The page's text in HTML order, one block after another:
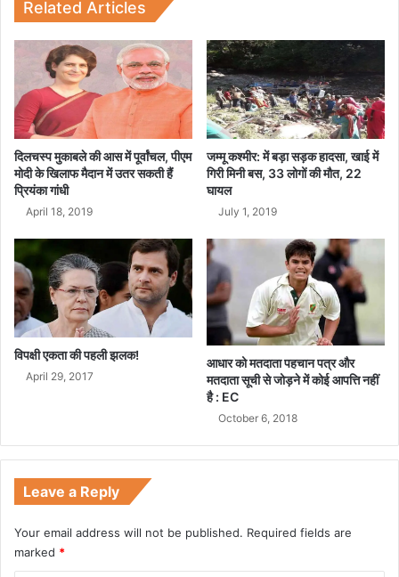
कॉ
म
न
हा
र
ग
Related Articles
दिलचस्प मुकाबले की आस में पूर्वांचल, पीएम
मोदी के खिलाफ मैदान में उतर सकती हैं
प्रियंका गांधी
April 18, 2019
जम्मू कश्मीर: में बड़ा सड़क हादसा, खाई में
गिरी मिनी बस, 33 लोगों की मौत, 22
घायल
July 1, 2019
विपक्षी एकता की पहली झलक!
April 29, 2017
आधार को मतदाता पहचान पत्र और
मतदाता सूची से जोड़ने में कोई आपत्ति नहीं
है : EC
October 6, 2018
Leave a Reply
Your email address will not be published. Required fields are
marked *